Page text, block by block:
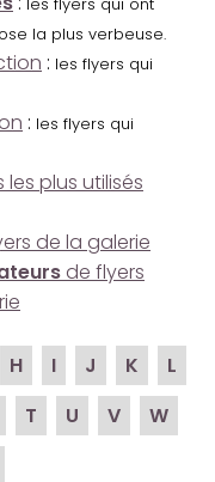
la plus verbeuse.
: les flyers qui
: les flyers qui
les plus utilisés
de la galerie
de flyers
H I J K
L
T U V
W